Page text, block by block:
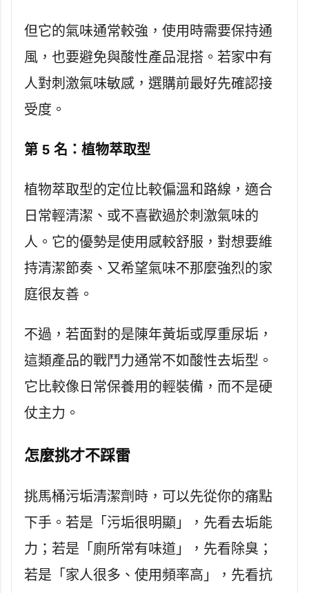
但它的氣味通常較強，使用時需要保持通
風，也要避免與酸性產品混搭。若家中有
人對刺激氣味敏感，選購前最好先確認接
受度。
第 5 名：植物萃取型
植物萃取型的定位比較偏溫和路線，適合
日常輕清潔、或不喜歡過於刺激氣味的
人。它的優勢是使用感較舒服，對想要維
持清潔節奏、又希望氣味不那麼強烈的家
庭很友善。
不過，若面對的是陳年黃垢或厚重尿垢，
這類產品的戰鬥力通常不如酸性去垢型。
它比較像日常保養用的輕裝備，而不是硬
仗主力。
怎麼挑才不踩雷
挑馬桶污垢清潔劑時，可以先從你的痛點
下手。若是「污垢很明顯」，先看去垢能
力；若是「廁所常有味道」，先看除臭；
若是「家人很多、使用頻率高」，先看抗